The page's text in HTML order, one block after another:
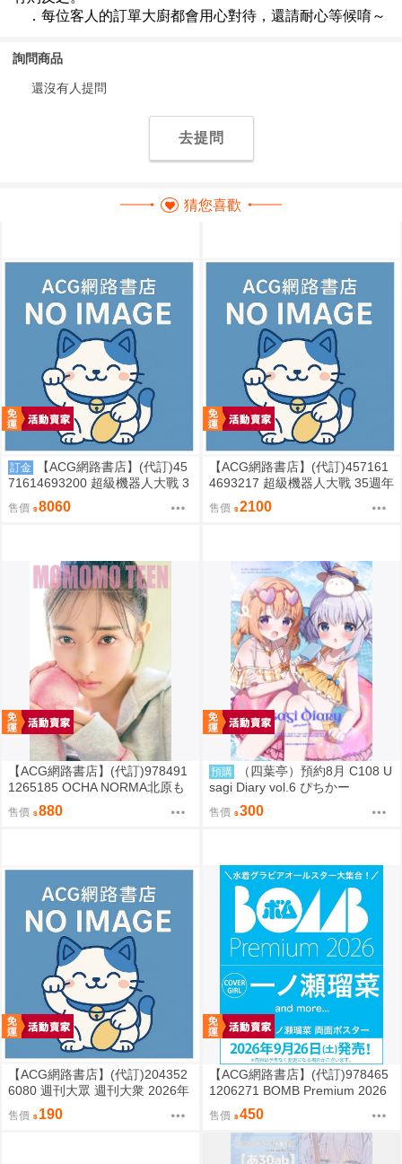
詢問商品
還沒有人提問
去提問
猜您喜歡
訂金
【ACG網路書店】(代訂)45
71614693200 超級機器人大戰 3
5週年紀念 JAM Project 主題歌完
整專輯 完全生產限定盤
售價 8060
【ACG網路書店】(代訂)457161
4693217 超級機器人大戰 35週年
紀念 JAM Project 主題歌完整專
輯 通常盤
售價 2100
【ACG網路書店】(代訂)978491
1265185 OCHA NORMA北原も
も 寫真集「もももてぃーん。」
售價 880
預購
（四葉亭）預約8月 C108 U
sagi Diary vol.6 ぴちかー
售價 300
【ACG網路書店】(代訂)204352
6080 週刊大眾 週刊大衆 2026年
8月31日號 附:海報
售價 190
【ACG網路書店】(代訂)978465
1206271 BOMB Premium 2026
封面:一ノ瀬瑠菜 附:雙面海報
售價 450